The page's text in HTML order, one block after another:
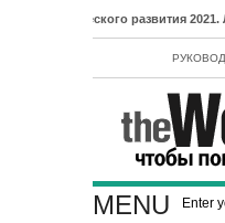
развития 2021. Лидеры и
MENU